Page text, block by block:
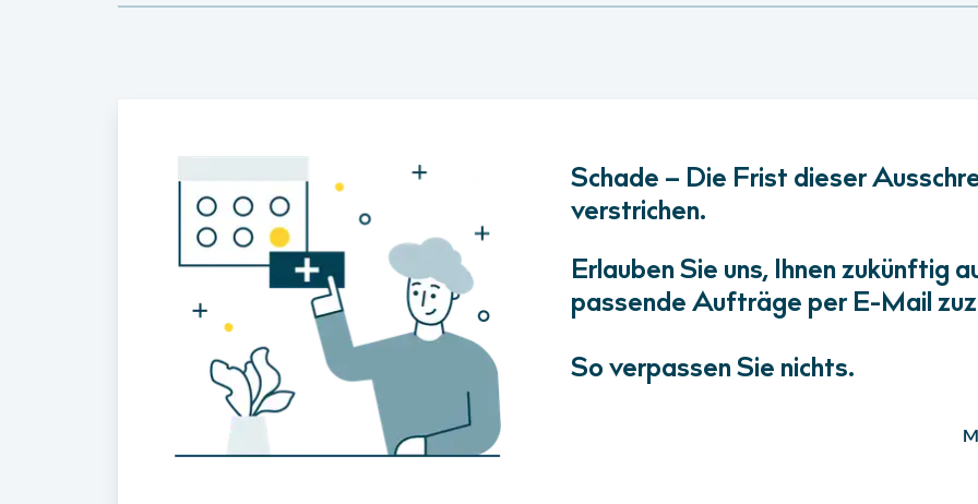
Schade – Die Frist dieser
verstrichen.
Erlauben Sie uns, Ihnen zukünftig
passende Aufträge per E-Mail
So verpassen Sie nichts.